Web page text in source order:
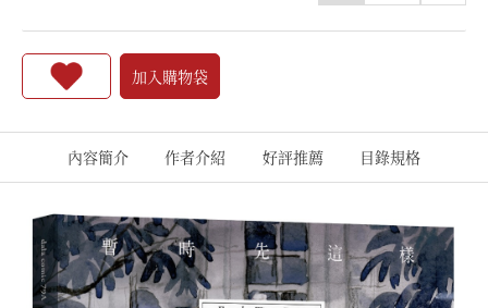
加入購物袋
內容簡介 作者介紹 好評推薦 目錄規格